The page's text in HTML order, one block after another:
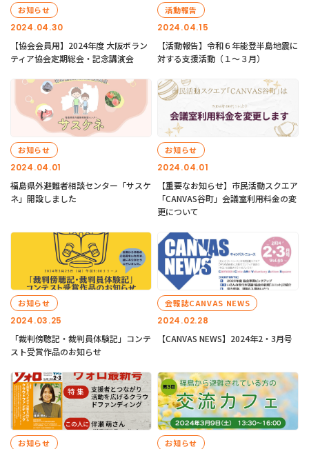
2024.04.30
お知らせ
【協会会員用】2024年度 大阪ボラン
ティア協会定期総会・記念講演会
2024.04.15
活動報告
【活動報告】令和６年能登半島地震に
対する支援活動（１〜３月）
2024.04.01
お知らせ
福島県外避難者相談センター「サスケ
ネ」開設しました
2024.04.01
お知らせ
【重要なお知らせ】市民活動スクエア
「CANVAS谷町」会議室利用料金の変
更について
2024.03.25
お知らせ
「裁判傍聴記・裁判員体験記」コンテ
スト受賞作品のお知らせ
2024.02.28
会報誌CANVAS NEWS
【CANVAS NEWS】2024年2・3月号
お知らせ お知らせ